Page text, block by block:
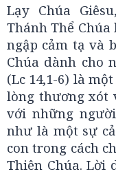
Lạy Chúa
Thánh Thể
ngập cảm tạ và
Chúa dành cho
(Lc 14,1-6) là
lòng thương xót
với những
như là một sự
con trong cách
Thiên Chúa. Lời